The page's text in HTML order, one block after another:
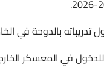
بالدوحة في